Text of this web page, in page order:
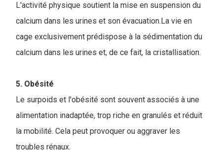
L'activité physique soutient la mise en suspension du
calcium dans les urines et son évacuation.La vie en
cage exclusivement prédispose à la sédimentation du
calcium dans les urines et, de ce fait, la cristallisation.
5. Obésité
Le surpoids et l'obésité sont souvent associés à une
alimentation inadaptée, trop riche en granulés et réduit
la mobilité. Cela peut provoquer ou aggraver les
troubles rénaux.